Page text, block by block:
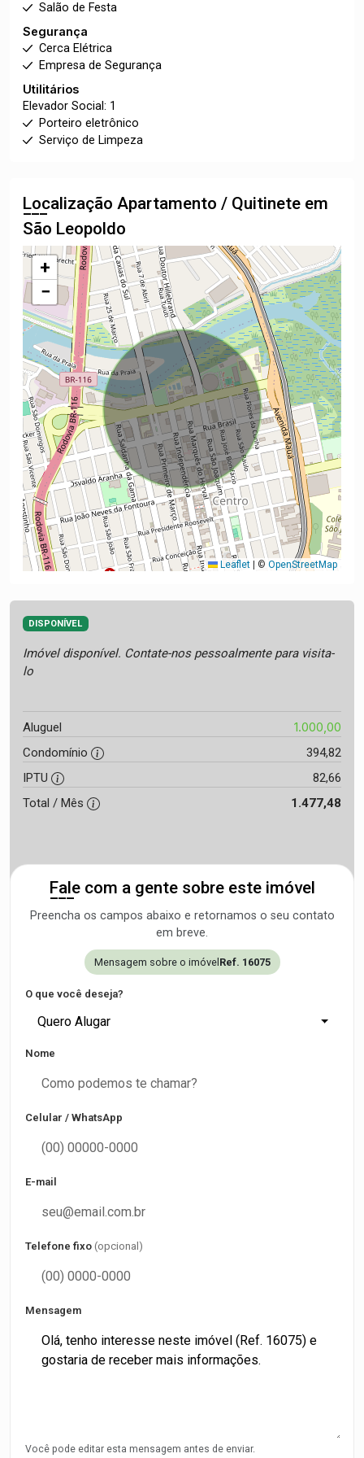
Salão de Festa
Segurança
Cerca Elétrica
Empresa de Segurança
Utilitários
Elevador Social: 1
Porteiro eletrônico
Serviço de Limpeza
Localização Apartamento / Quitinete em
São Leopoldo
+
−
Leaflet © OpenStreetMap
DISPONÍVEL
Imóvel disponível. Contate-nos pessoalmente para visita-
lo
Aluguel 1.000,00
Condomínio
394,82
IPTU
82,66
Total / Mês
1.477,48
Fale com a gente sobre este imóvel
Preencha os campos abaixo e retornamos o seu contato
em breve.
Mensagem sobre o imóvel Ref. 16075
O que você deseja?
Quero Alugar
Nome
Celular / WhatsApp
E-mail
Telefone fixo (opcional)
Mensagem
Você pode editar esta mensagem antes de enviar.